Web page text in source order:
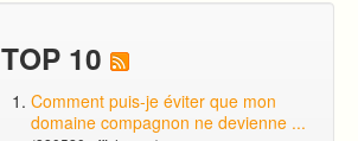
TOP 10
Comment puis-je éviter que mon
domaine compagnon ne devienne ...